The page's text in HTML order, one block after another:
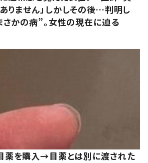
りません」しかしその後…判明し
さかの病”。女性の現在に迫る
薬を購入→目薬とは別に渡された